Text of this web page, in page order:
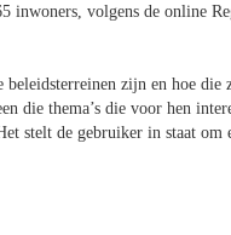
inwoners, volgens de online
zijn en hoe
die thema’s die voor hen
stelt de gebruiker in staat om